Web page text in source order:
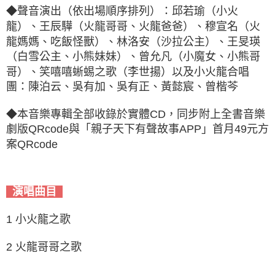
◆聲音演出（依出場順序排列）：邱若瑜（小火
龍）、王辰驊（火龍哥哥、火龍爸爸）、穆宣名（火
龍媽媽、吃飯怪獸）、林洛安（沙拉公主）、王旻瑛
（白雪公主、小熊妹妹）、曾允凡（小魔女、小熊哥
哥）、笑嘻嘻蜥蜴之歌（李世揚） 以及小火龍合唱
團：陳泊云、吳有加、吳有正、黃懿宸、曾楷芩
◆本音樂專輯全部收錄於實體CD， 同步附上全書音樂
劇版QRcode與「親子天下有聲故事APP」首月49元方
案QRcode
演唱曲目
1 小火龍之歌
2 火龍哥哥之歌